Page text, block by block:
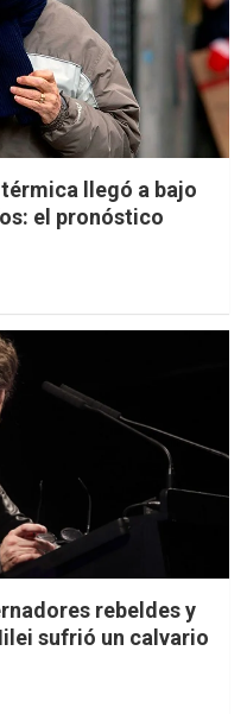
llegó a bajo
el pronóstico
rebeldes y
sufrió un calvario